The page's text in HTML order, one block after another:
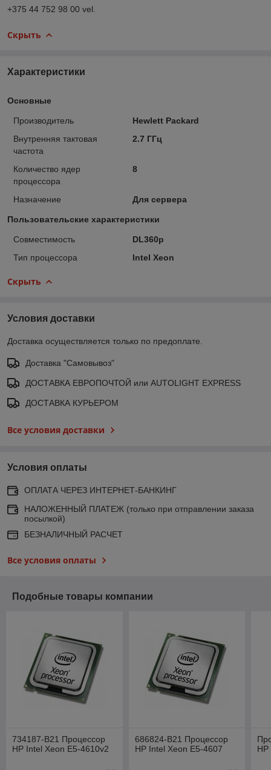
+375 44 752 98 00 vel.
Скрыть
Характеристики
Основные
Производитель
Hewlett Packard
Внутренняя тактовая
частота
2.7 ГГц
Количество ядер
процессора
8
Назначение Для сервера
Пользовательские характеристики
Совместимость
DL360p
Тип процессора
Intel Xeon
Скрыть
Условия доставки
Доставка осуществляется только по предоплате.
Доставка "Самовывоз"
ДОСТАВКА ЕВРОПОЧТОЙ или AUTOLIGHT EXPRESS
ДОСТАВКА КУРЬЕРОМ
Все условия доставки
Условия оплаты
ОПЛАТА ЧЕРЕЗ ИНТЕРНЕТ-БАНКИНГ
НАЛОЖЕННЫЙ ПЛАТЕЖ (только при отправлении заказа
посылкой)
БЕЗНАЛИЧНЫЙ РАСЧЕТ
Все условия оплаты
Подобные товары компании
734187-B21 Процессор
HP Intel Xeon E5-4610v2
686824-B21 Процессор
HP Intel Xeon E5-4607